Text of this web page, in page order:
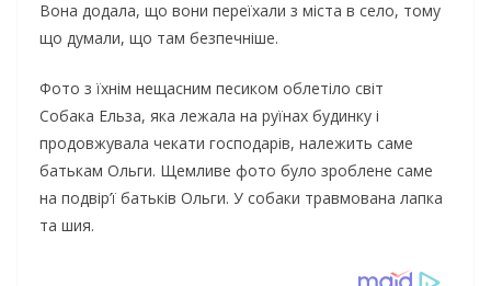
Вона додала, що вони переїхали з міста в село, тому
що думали, що там безпечніше.
Фото з їхнім нещасним песиком облетіло світ
Собака Ельза, яка лежала на руїнах будинку і
продовжувала чекати господарів, належить саме
батькам Ольги. Щемливе фото було зроблене саме
на подвір’ї батьків Ольги. У собаки травмована лапка
та шия.